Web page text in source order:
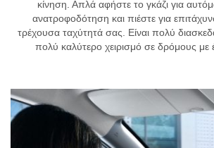
κίνηση. Απλά αφήστε το γκάζι για
ανατροφοδότηση και πιέστε για
τρέχουσα ταχύτητά σας. Είναι πολύ
πολύ καλύτερο χειρισμό σε δρόμους με